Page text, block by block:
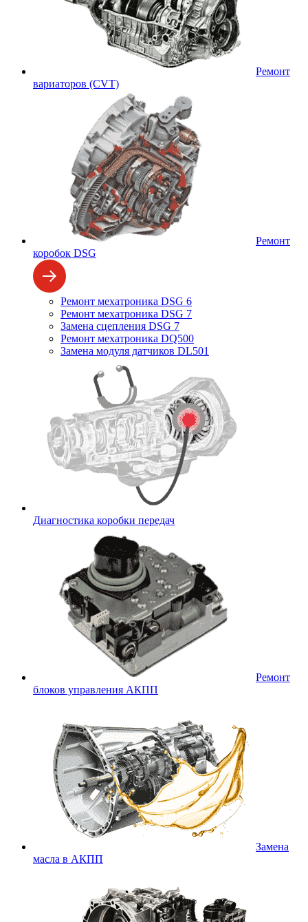
Ремонт
вариаторов (CVT)
Ремонт
коробок DSG
Ремонт мехатроника DSG 6
Ремонт мехатроника DSG 7
Замена сцепления DSG 7
Ремонт мехатроника DQ500
Замена модуля датчиков DL501
Диагностика коробки передач
Ремонт
блоков управления АКПП
Замена
масла в АКПП